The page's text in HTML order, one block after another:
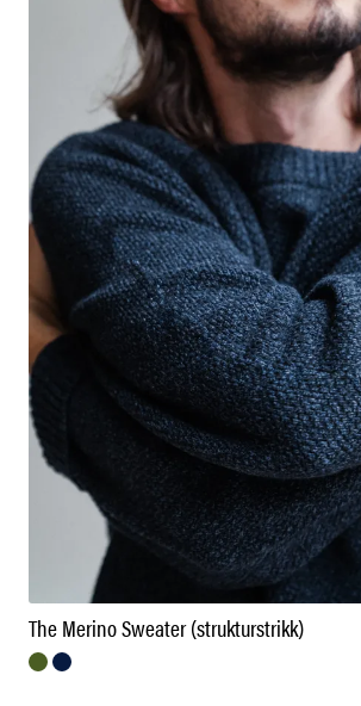
The Merino Sweater (strukturstrikk)